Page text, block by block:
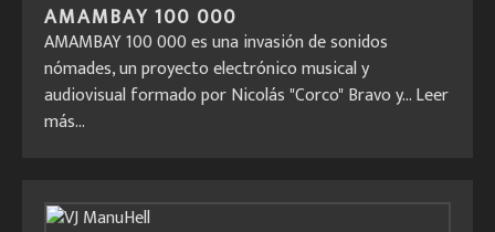
AMAMBAY 100 000
AMAMBAY 100 000 es una invasión de sonidos
nómades, un proyecto electrónico musical y
audiovisual formado por Nicolás "Corco" Bravo y...Leer
más...